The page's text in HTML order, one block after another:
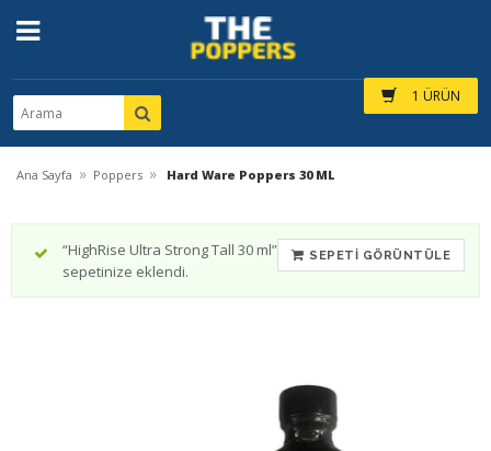
1 ÜRÜN
Ana Sayfa » Poppers » Hard Ware Poppers 30 ML
SEPETI GÖRÜNTÜLE
“HighRise Ultra Strong Tall 30 ml”
sepetinize eklendi.